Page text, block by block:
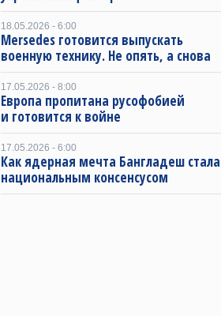
18.05.2026 - 6:00
Mersedes готовится выпускать
военную технику. Не опять, а снова
17.05.2026 - 8:00
Европа пропитана русофобией
и готовится к войне
17.05.2026 - 6:00
Как ядерная мечта Бангладеш стала
национальным консенсусом